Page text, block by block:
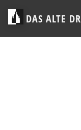
DAS ALTE